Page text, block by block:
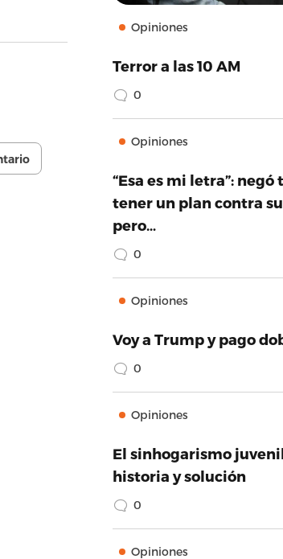
Opiniones
Terror a las 10 AM
0
Opiniones
“Esa es mi letra”: negó
tener un plan contra su
pero…
0
Opiniones
Voy a Trump y pago
0
Opiniones
El sinhogarismo
historia y solución
0
Opiniones